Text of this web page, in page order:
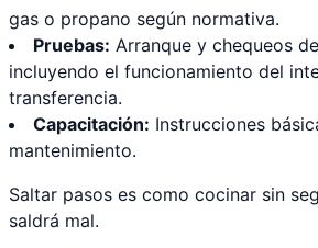
gas o propano según normativa.
Pruebas: Arranque y chequeos
incluyendo el funcionamiento del
transferencia.
Capacitación: Instrucciones
mantenimiento.
Saltar pasos es como cocinar sin
saldrá mal.